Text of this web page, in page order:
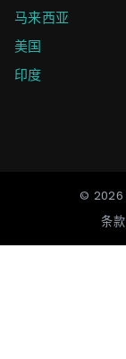
马来西亚
美国
印度
© 2026
条款